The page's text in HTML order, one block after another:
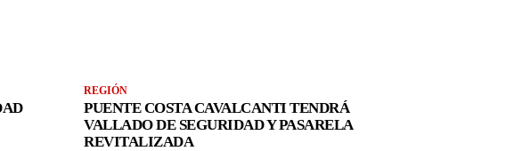
REGIÓN
PUENTE COSTA CAVALCANTI TENDRÁ
VALLADO DE SEGURIDAD Y PASARELA
REVITALIZADA